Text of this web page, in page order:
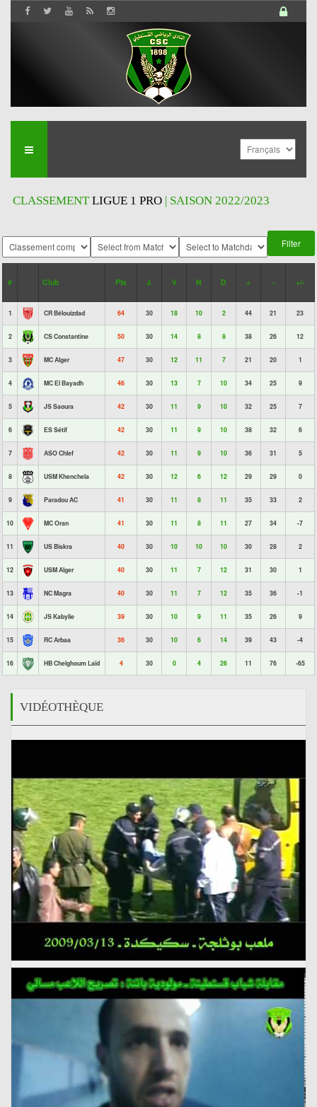
CLASSEMENTLIGUE 1 PRO | SAISON 2022/2023
# Club Pts J. V N D + - +/-
1 CR Bélouizdad 64 30 18 10 2 44 21 23
2 CS Constantine 50 30 14 8 8 38 26 12
3 MC Alger 47 30 12 11 7 21 20 1
4 MC El Bayadh 46 30 13 7 10 34 25 9
5 JS Saoura 42 30 11 9 10 32 25 7
6 ES Sétif 42 30 11 9 10 38 32 6
7 ASO Chlef 42 30 11 9 10 36 31 5
8 USM Khenchela 42 30 12 6 12 29 29 0
9 Paradou AC 41 30 11 8 11 35 33 2
10 MC Oran 41 30 11 8 11 27 34 -7
11 US Biskra 40 30 10 10 10 30 28 2
12 USM Alger 40 30 11 7 12 31 30 1
13 NC Magra 40 30 11 7 12 35 36 -1
14 JS Kabylie 39 30 10 9 11 35 26 9
15 RC Arbaa 36 30 10 6 14 39 43 -4
16 HB Chelghoum Laïd 4 30 0 4 26 11 76 -65
VIDÉOTHÈQUE